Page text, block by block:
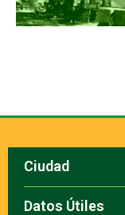
Ciudad
Datos Útiles